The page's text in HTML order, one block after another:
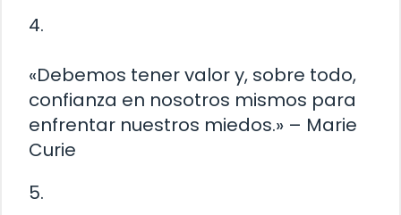
4.
«Debemos tener valor y, sobre todo,
confianza en nosotros mismos para
enfrentar nuestros miedos.» – Marie
Curie
5.